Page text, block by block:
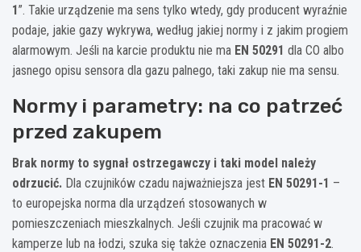
1”. Takie urządzenie ma sens tylko wtedy, gdy producent wyraźnie
podaje, jakie gazy wykrywa, według jakiej normy i z jakim progiem
alarmowym. Jeśli na karcie produktu nie ma EN 50291 dla CO albo
jasnego opisu sensora dla gazu palnego, taki zakup nie ma sensu.
Normy i parametry: na co patrzeć
przed zakupem
Brak normy to sygnał ostrzegawczy i taki model należy
odrzucić. Dla czujników czadu najważniejsza jest EN 50291-1 –
to europejska norma dla urządzeń stosowanych w
pomieszczeniach mieszkalnych. Jeśli czujnik ma pracować w
kamperze lub na łodzi, szuka się także oznaczenia EN 50291-2.